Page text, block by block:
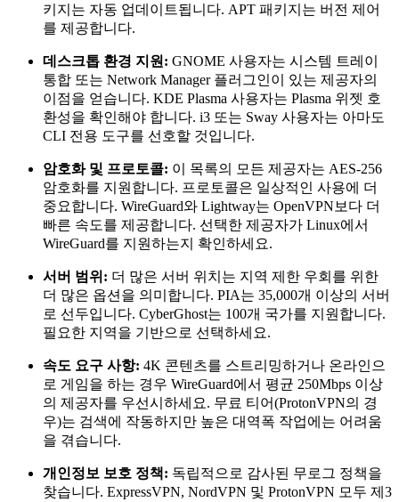
키지는 자동 업데이트됩니다. APT 패키지는 버전 제어
를 제공합니다.
데스크톱 환경 지원: GNOME 사용자는 시스템 트레이
통합 또는 Network Manager 플러그인이 있는 제공자의
이점을 얻습니다. KDE Plasma 사용자는 Plasma 위젯 호
환성을 확인해야 합니다. i3 또는 Sway 사용자는 아마도
CLI 전용 도구를 선호할 것입니다.
암호화 및 프로토콜: 이 목록의 모든 제공자는 AES-256
암호화를 지원합니다. 프로토콜은 일상적인 사용에 더
중요합니다. WireGuard와 Lightway는 OpenVPN보다 더
빠른 속도를 제공합니다. 선택한 제공자가 Linux에서
WireGuard를 지원하는지 확인하세요.
서버 범위: 더 많은 서버 위치는 지역 제한 우회를 위한
더 많은 옵션을 의미합니다. PIA는 35,000개 이상의 서버
로 선두입니다. CyberGhost는 100개 국가를 지원합니다.
필요한 지역을 기반으로 선택하세요.
속도 요구 사항: 4K 콘텐츠를 스트리밍하거나 온라인으
로 게임을 하는 경우 WireGuard에서 평균 250Mbps 이상
의 제공자를 우선시하세요. 무료 티어(ProtonVPN의 경
우)는 검색에 작동하지만 높은 대역폭 작업에는 어려움
을 겪습니다.
개인정보 보호 정책: 독립적으로 감사된 무로그 정책을
찾습니다. ExpressVPN, NordVPN 및 ProtonVPN 모두 제3